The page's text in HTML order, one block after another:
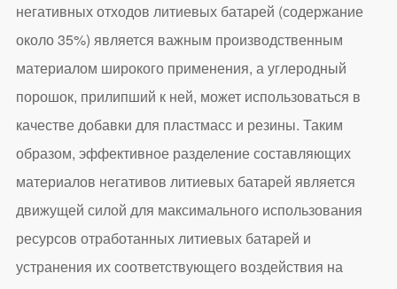
негативных отходов литиевых батарей (содержание
около 35%) является важным производственным
материалом широкого применения, а углеродный
порошок, прилипший к ней, может использоваться в
качестве добавки для пластмасс и резины. Таким
образом, эффективное разделение составляющих
материалов негативов литиевых батарей является
движущей силой для максимального использования
ресурсов отработанных литиевых батарей и
устранения их соответствующего воздействия на